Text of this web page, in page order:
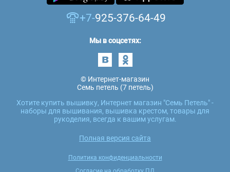
+7-925-376-64-49
Мы в соцсетях:
© Интернет-магазин
Семь петель (7 петель)
Хотите купить вышивку, Интернет магазин "Семь Петель" -
наборы для вышивания, вышивка крестом, товары для
рукоделия, всегда к вашим услугам.
Полная версия сайта
Политика конфиденциальности